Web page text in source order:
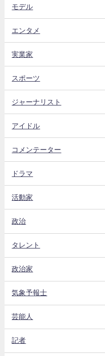
モデル
エンタメ
実業家
スポーツ
ジャーナリスト
アイドル
コメンテーター
ドラマ
活動家
政治
タレント
政治家
気象予報士
芸能人
記者